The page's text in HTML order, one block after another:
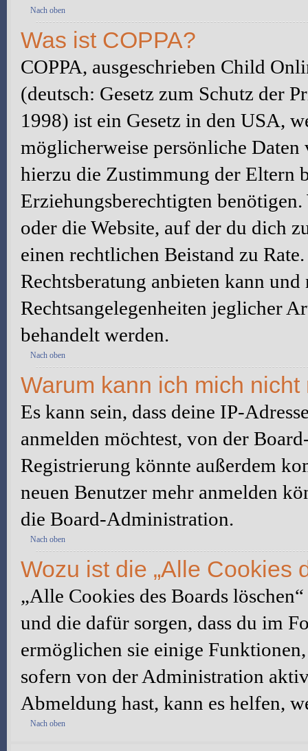
Nach oben
Was ist COPPA?
COPPA, ausgeschrieben Child
(deutsch: Gesetz zum Schutz der
1998) ist ein Gesetz in den USA,
möglicherweise persönliche
hierzu die Zustimmung der Eltern
Erziehungsberechtigten
oder die Website, auf der du dich
einen rechtlichen Beistand zu
Rechtsberatung anbieten kann
Rechtsangelegenheiten jeglicher
behandelt werden.
Nach oben
Warum kann ich mich nicht
Es kann sein, dass deine IP-
anmelden möchtest, von der
Registrierung könnte außerdem
neuen Benutzer mehr anmelden
die Board-Administration.
Nach oben
Wozu ist die „Alle Cookies
„Alle Cookies des Boards
und die dafür sorgen, dass du im
ermöglichen sie einige
sofern von der Administration
Abmeldung hast, kann es helfen,
Nach oben